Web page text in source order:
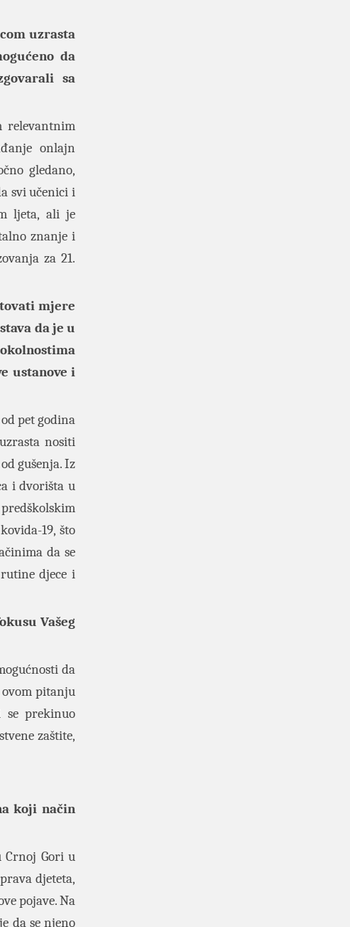
uzrasta
da
sa
relevantnim
onlajn
gledano,
svi učenici i
ljeta, ali je
znanje i
za 21.
mjere
da je u
ustanove i
pet godina
nositi
gušenja. Iz
i dvorišta u
19, što
da se
djece i
Vašeg
da
ovom pitanju
se prekinuo
zaštite,
koji način
Crnoj Gori u
djeteta,
pojave. Na
da se njeno